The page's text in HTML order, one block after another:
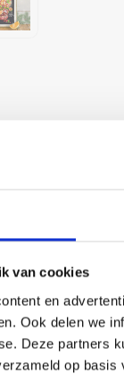
van cookies
en
Ook delen we
Deze partners
op